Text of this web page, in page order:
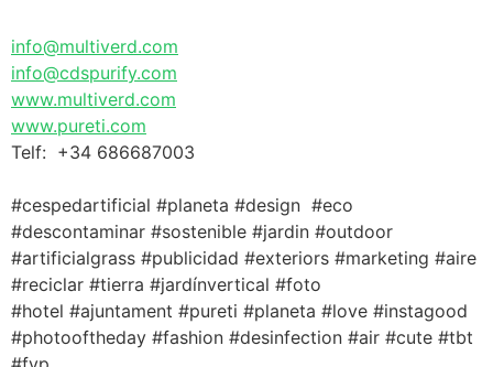
info@multiverd.com
info@cdspurify.com
www.multiverd.com
www.pureti.com
Telf: +34 686687003
#cespedartificial #planeta #design #eco
#descontaminar #sostenible #jardin #outdoor
#artificialgrass #publicidad #exteriors #marketing #aire
#reciclar #tierra #jardínvertical #foto
#hotel #ajuntament #pureti #planeta #love #instagood
#photooftheday #fashion #desinfection #air #cute #tbt